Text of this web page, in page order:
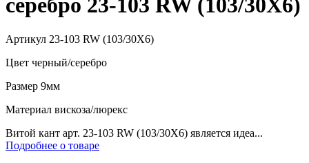
Артикул 23-103 RW (103/30X6)
Цвет черный/серебро
Размер 9мм
Материал вискоза/люрекс
Витой кант арт. 23-103 RW (103/30X6) является идеа...
Подробнее о товаре